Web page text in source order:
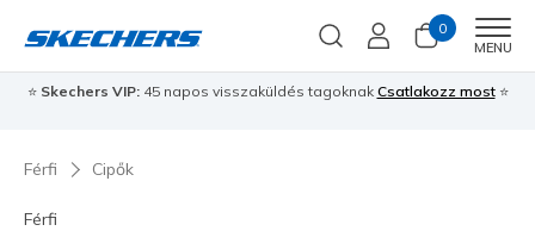
0
MENU
⭐ Skechers VIP:45 napos visszaküldés tagoknak Csatlakozz most⭐
Férfi Cipők
Férfi